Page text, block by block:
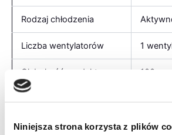
Niniejsza strona korzysta z plików
Rodzaj chłodzenia
Liczba wentylatorów 1
Głębokość produktu 100 mm
Waga produktu 412 g